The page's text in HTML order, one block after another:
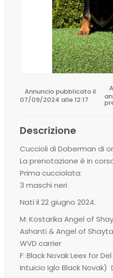
Annuncio pubblicato il
07/09/2024 alle 12:17
Descrizione
Cuccioli di Doberman di
La prenotazione è in
Prima cucciolata:
3 maschi neri
Nati il ​​22 giugno 2024.
M: Kostarika Angel of
Ashanti & Angel of
WVD carrier
F: Black Novak Leex for
Intuicio Iglo Black Novak)